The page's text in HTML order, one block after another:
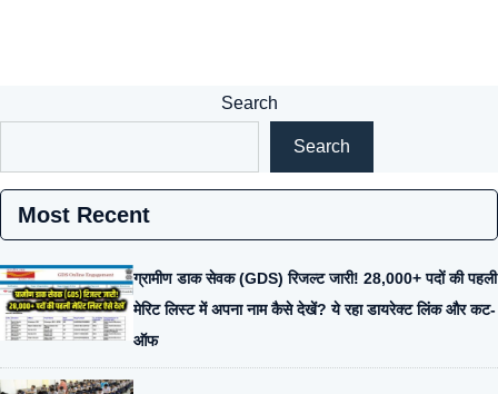
Search
Search
Most Recent
ग्रामीण डाक सेवक (GDS) रिजल्ट जारी! 28,000+ पदों की पहली
मेरिट लिस्ट में अपना नाम कैसे देखें? ये रहा डायरेक्ट लिंक और कट-
ऑफ